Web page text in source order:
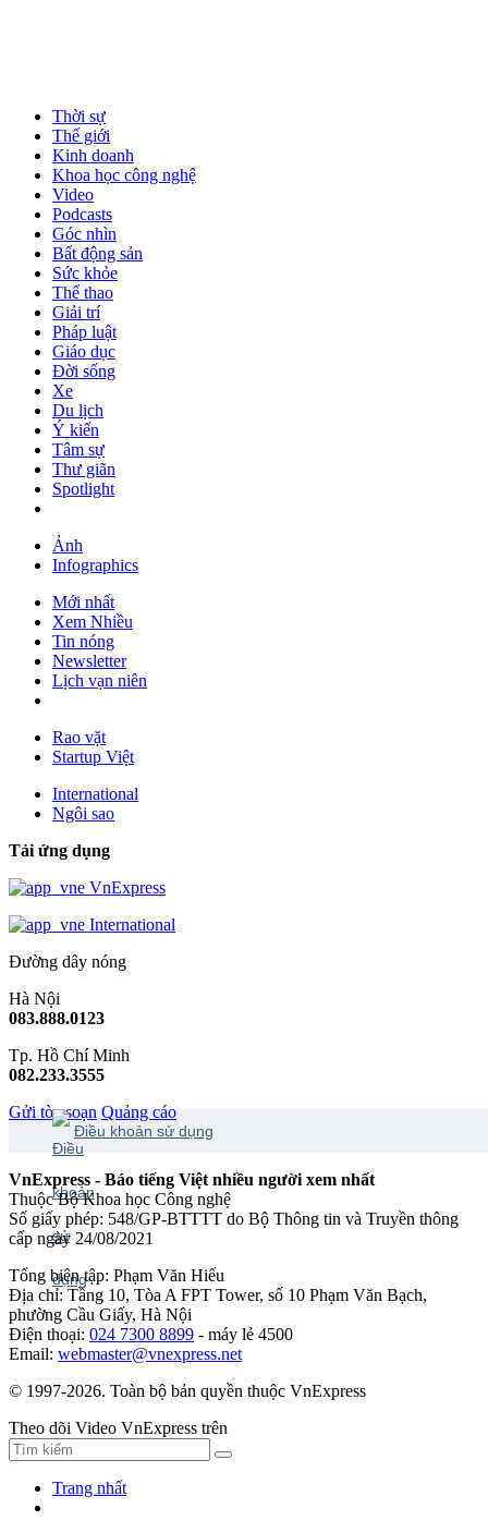
Thời sự
Thế giới
Kinh doanh
Khoa học công nghệ
Video
Podcasts
Góc nhìn
Bất động sản
Sức khỏe
Thể thao
Giải trí
Pháp luật
Giáo dục
Đời sống
Xe
Du lịch
Ý kiến
Tâm sự
Thư giãn
Spotlight
Ảnh
Infographics
Mới nhất
Xem Nhiều
Tin nóng
Newsletter
Lịch vạn niên
Rao vặt
Startup Việt
International
Ngôi sao
Tải ứng dụng
VnExpress
International
Đường dây nóng
Hà Nội
083.888.0123
Tp. Hồ Chí Minh
082.233.3555
Gửi tòa soạn Quảng cáo
Điều khoản sử dụng
VnExpress - Báo tiếng Việt nhiều người xem nhất
Thuộc Bộ Khoa học Công nghệ
Số giấy phép: 548/GP-BTTTT do Bộ Thông tin và Truyền thông
cấp ngày 24/08/2021
Tổng biên tập: Phạm Văn Hiếu
Địa chỉ: Tầng 10, Tòa A FPT Tower, số 10 Phạm Văn Bạch,
phường Cầu Giấy, Hà Nội
Điện thoại: 024 7300 8899 - máy lẻ 4500
Email: webmaster@vnexpress.net
© 1997-2026. Toàn bộ bản quyền thuộc VnExpress
Theo dõi Video VnExpress trên
Trang nhất